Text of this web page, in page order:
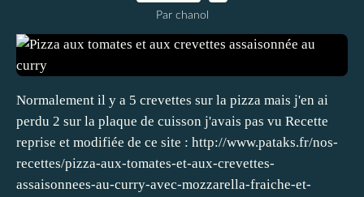
Par chanol
Normalement il y a 5 crevettes sur la pizza mais j'en ai
perdu 2 sur la plaque de cuisson j'avais pas vu Recette
reprise et modifiée de ce site : http://www.pataks.fr/nos-
recettes/pizza-aux-tomates-et-aux-crevettes-
assaisonnees-au-curry-avec-mozzarella-fraiche-et-